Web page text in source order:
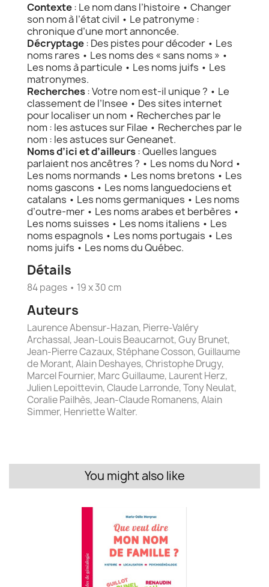
Contexte: Le nom dans l’histoire • Changer
son nom à l’état civil • Le patronyme :
chronique d’une mort annoncée.
Décryptage: Des pistes pour décoder • Les
noms rares • Les noms des « sans noms » •
Les noms à particule • Les noms juifs • Les
matronymes.
Recherches: Votre nom est-il unique ? • Le
classement de l’Insee • Des sites internet
pour localiser un nom • Recherches par le
nom : les astuces sur Filae • Recherches par le
nom : les astuces sur Geneanet.
Noms d’ici et d’ailleurs: Quelles langues
parlaient nos ancêtres ? • Les noms du Nord •
Les noms normands • Les noms bretons • Les
noms gascons • Les noms languedociens et
catalans • Les noms germaniques • Les noms
d’outre-mer • Les noms arabes et berbères •
Les noms suisses • Les noms italiens • Les
noms espagnols • Les noms portugais • Les
noms juifs • Les noms du Québec.
Détails
84 pages • 19 x 30 cm
Auteurs
Laurence Abensur-Hazan, Pierre-Valéry
Archassal, Jean-Louis Beaucarnot, Guy Brunet,
Jean-Pierre Cazaux, Stéphane Cosson, Guillaume
de Morant, Alain Deshayes, Christophe Drugy,
Marcel Fournier, Marc Guillaume, Laurent Herz,
Julien Lepoittevin, Claude Larronde, Tony Neulat,
Coralie Pailhès, Jean-Claude Romanens, Alain
Simmer, Henriette Walter.
You might also like